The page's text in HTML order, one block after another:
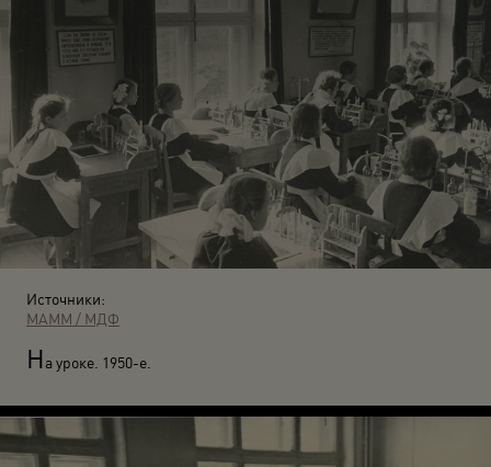
Источники:
МАММ / МДФ
На уроке. 1950-е.